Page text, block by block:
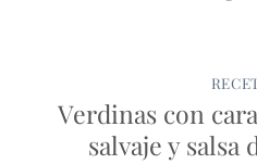
Verdinas con
salvaje y salsa